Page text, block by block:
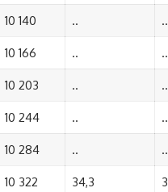
10 140 .. ..
10 166 .. ..
10 203 .. ..
10 244 .. ..
10 284 .. ..
10 322 34,3